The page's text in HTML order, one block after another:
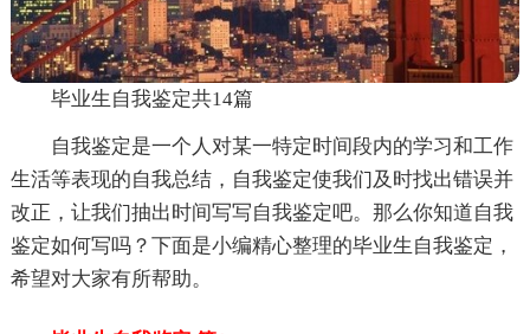
毕业生自我鉴定共14篇
自我鉴定是一个人对某一特定时间段内的学习和工作
生活等表现的自我总结，自我鉴定使我们及时找出错误并
改正，让我们抽出时间写写自我鉴定吧。那么你知道自我
鉴定如何写吗？下面是小编精心整理的毕业生自我鉴定，
希望对大家有所帮助。